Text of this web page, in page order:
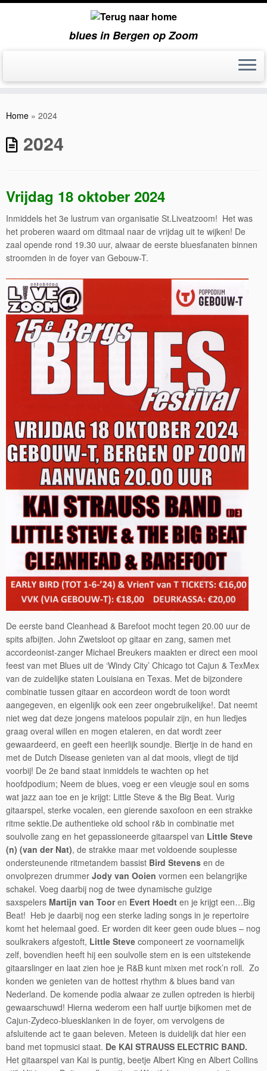
naar
blues in Bergen op Zoom
Home » 2024
2024
Vrijdag 18 oktober 2024
Inmiddels het 3e lustrum van organisatie St.Liveatzoom! Het was
het proberen waard om ditmaal naar de vrijdag uit te wijken! De
zaal opende rond 19.30 uur, alwaar de eerste bluesfanaten binnen
stroomden in de foyer van Gebouw-T.
De eerste band Cleanhead & Barefoot mocht tegen 20.00 uur de
spits afbijten. John Zwetsloot op gitaar en zang, samen met
accordeonist-zanger Michael Breukers maakten er direct een mooi
feest van met Blues uit de ‘Windy City’ Chicago tot Cajun & TexMex
van de zuidelijke staten Louisiana en Texas. Met de bijzondere
combinatie tussen gitaar en accordeon wordt de toon wordt
aangegeven, en eigenlijk ook een zeer ongebruikelijke!. Dat neemt
niet weg dat deze jongens mateloos populair zijn, en hun liedjes
graag overal willen en mogen etaleren, en dat wordt zeer
gewaardeerd, en geeft een heerlijk soundje. Biertje in de hand en
met de Dutch Disease genieten van al dat moois, vliegt de tijd
voorbij! De 2e band staat inmiddels te wachten op het
hoofdpodium; Neem de blues, voeg er een vleugje soul en soms
wat jazz aan toe en je krijgt: Little Steve & the Big Beat. Vurig
gitaarspel, sterke vocalen, een gierende saxofoon en een strakke
ritme sektie.De authentieke old school r&b in combinatie met
soulvolle zang en het gepassioneerde gitaarspel van Little Steve
(n) (van der Nat), de strakke maar met voldoende souplesse
ondersteunende ritmetandem bassist Bird Stevens en de
onvolprezen drummer Jody van Ooien vormen een belangrijke
schakel. Voeg daarbij nog de twee dynamische gulzige
saxspelers Martijn van Tooren Evert Hoedt en je krijgt een…Big
Beat! Heb je daarbij nog een sterke lading songs in je repertoire
komt het helemaal goed. Er worden dit keer geen oude blues – nog
soulkrakers afgestoft, Little Steve componeert ze voornamelijk
zelf, bovendien heeft hij een soulvolle stem en is een uitstekende
gitaarslinger en laat zien hoe je R&B kunt mixen met rock’n roll. Zo
konden we genieten van de hottest rhythm & blues band van
Nederland. De komende podia alwaar ze zullen optreden is hierbij
gewaarschuwd! Hierna wederom een half uurtje bijkomen met de
Cajun-Zydeco-bluesklanken in de foyer, om vervolgens de
afsluitende act te gaan beleven. Meteen is duidelijk dat hier een
band met topmusici staat. De KAI STRAUSS ELECTRIC BAND.
Het gitaarspel van Kai is puntig, beetje Albert King en Albert Collins